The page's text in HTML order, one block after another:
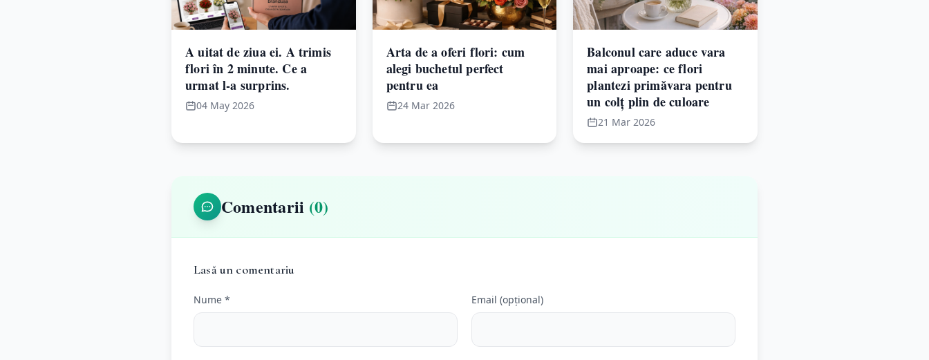
A uitat de ziua ei. A trimis
flori în 2 minute. Ce a
urmat l-a surprins.
04 May 2026
Arta de a oferi flori: cum
alegi buchetul perfect
pentru ea
24 Mar 2026
Balconul care aduce vara
mai aproape: ce flori
plantezi primăvara pentru
un colț plin de culoare
21 Mar 2026
Comentarii (0)
Lasă un comentariu
Nume * Email (opțional)